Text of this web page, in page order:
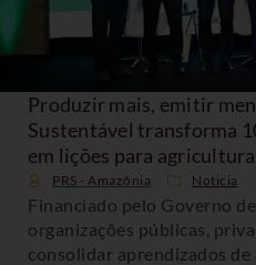
Produzir mais, emitir
Sustentável transforma
em lições para
PRS - Amazônia Noticia
Financiado pelo Governo
organizações públicas,
consolidar aprendizados de